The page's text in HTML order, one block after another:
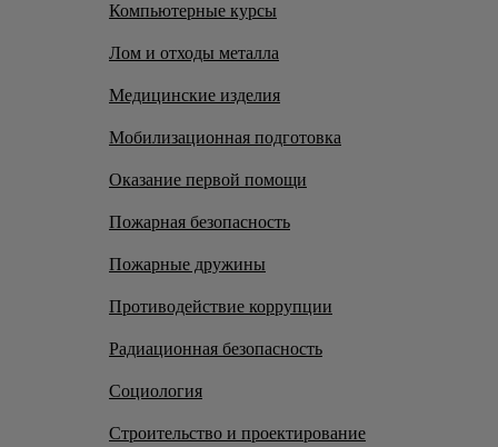
Компьютерные курсы
Лом и отходы металла
Медицинские изделия
Мобилизационная подготовка
Оказание первой помощи
Пожарная безопасность
Пожарные дружины
Противодействие коррупции
Радиационная безопасность
Социология
Строительство и проектирование